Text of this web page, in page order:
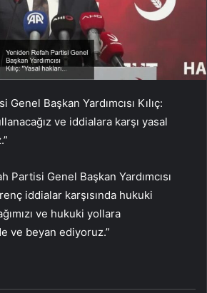
Başkan Yardımcısı Kılıç:
ve iddialara karşı yasal
Partisi Genel Başkan Yardımcısı
iddialar karşısında hukuki
ve hukuki yollara
ve beyan ediyoruz.”